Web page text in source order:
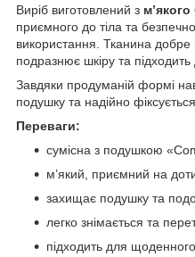
Виріб виготовлений з
приємного до тіла та
використання. Тканина добре
подразнює шкіру та підходить
Завдяки продуманій формі
подушку та надійно
Переваги:
сумісна з подушкою
м’який, приємний на
захищає подушку та
легко знімається та
підходить для